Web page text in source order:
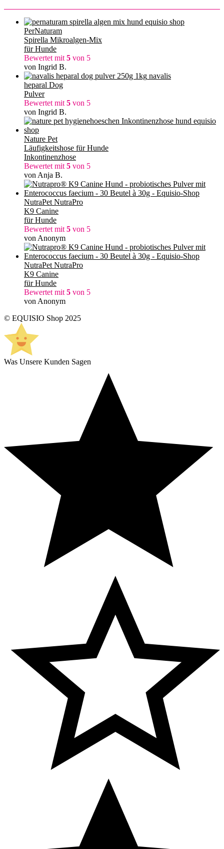
PerNaturam
Spirella Mikroalgen-Mix
für Hunde
Bewertet mit 5 von 5
von Ingrid B.
navalis
heparal Dog
Pulver
Bewertet mit 5 von 5
von Ingrid B.
Nature Pet
Läufigkeitshose für Hunde
Inkontinenzhose
Bewertet mit 5 von 5
von Anja B.
NutraPet NutraPro
K9 Canine
für Hunde
Bewertet mit 5 von 5
von Anonym
NutraPet NutraPro
K9 Canine
für Hunde
Bewertet mit 5 von 5
von Anonym
© EQUISIO Shop 2025
Was Unsere Kunden Sagen